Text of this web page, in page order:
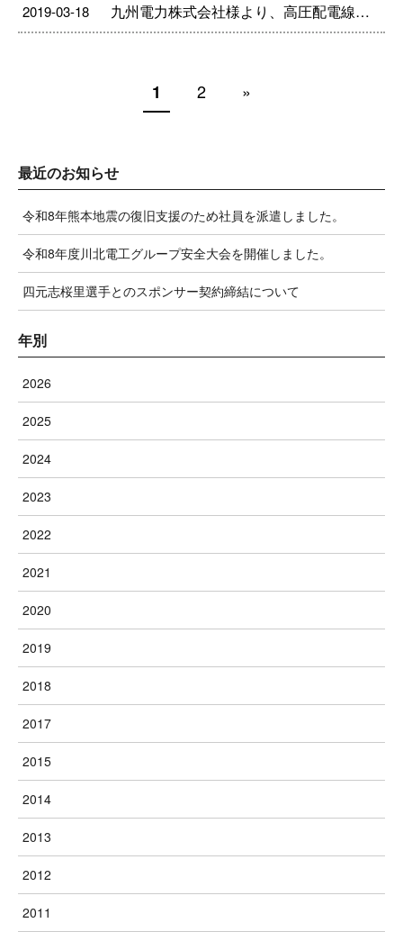
2019-03-18 九州電力株式会社様より、高圧配電線無事故継続104日達成の感謝状を拝受いたしました。
1 2 »
最近のお知らせ
令和8年熊本地震の復旧支援のため社員を派遣しました。
令和8年度川北電工グループ安全大会を開催しました。
四元志桜里選手とのスポンサー契約締結について
年別
2026
2025
2024
2023
2022
2021
2020
2019
2018
2017
2015
2014
2013
2012
2011